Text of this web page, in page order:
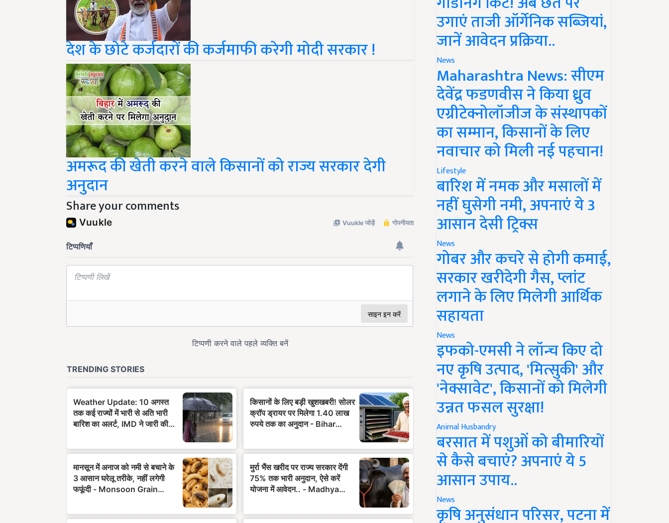
देश के छोटे कर्जदारों की कर्जमाफी करेगी मोदी सरकार !
अमरूद की खेती करने वाले किसानों को राज्य सरकार देगी
अनुदान
Share your comments
उगाएं ताजी ऑर्गेनिक सब्जियां,
जानें आवेदन प्रक्रिया..
News
Maharashtra News: सीएम
देवेंद्र फडणवीस ने किया ध्रुव
एग्रीटेक्नोलॉजीज के संस्थापकों
का सम्मान, किसानों के लिए
नवाचार को मिली नई पहचान!
Lifestyle
बारिश में नमक और मसालों में
नहीं घुसेगी नमी, अपनाएं ये 3
आसान देसी ट्रिक्स
News
गोबर और कचरे से होगी कमाई,
सरकार खरीदेगी गैस, प्लांट
लगाने के लिए मिलेगी आर्थिक
सहायता
News
इफको-एमसी ने लॉन्च किए दो
नए कृषि उत्पाद, 'मित्सुकी' और
'नेक्सावेट', किसानों को मिलेगी
उन्नत फसल सुरक्षा!
Animal Husbandry
बरसात में पशुओं को बीमारियों
से कैसे बचाएं? अपनाएं ये 5
आसान उपाय..
News
कृषि अनुसंधान परिसर, पटना में